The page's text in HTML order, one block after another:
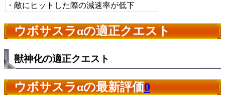
・敵にヒットした際の減速率が低下
ウボサスラαの適正クエスト
獣神化の適正クエスト
ウボサスラαの最新評価0